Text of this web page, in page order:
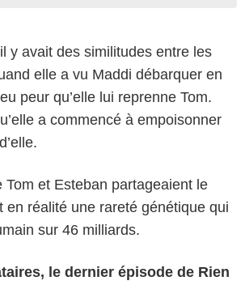
y avait des similitudes entre les
elle a vu Maddi débarquer en
peur qu’elle lui reprenne Tom.
a commencé à empoisonner
Tom et Esteban partageaient le
en réalité une rareté génétique qui
sur 46 milliards.
le dernier épisode de Rien